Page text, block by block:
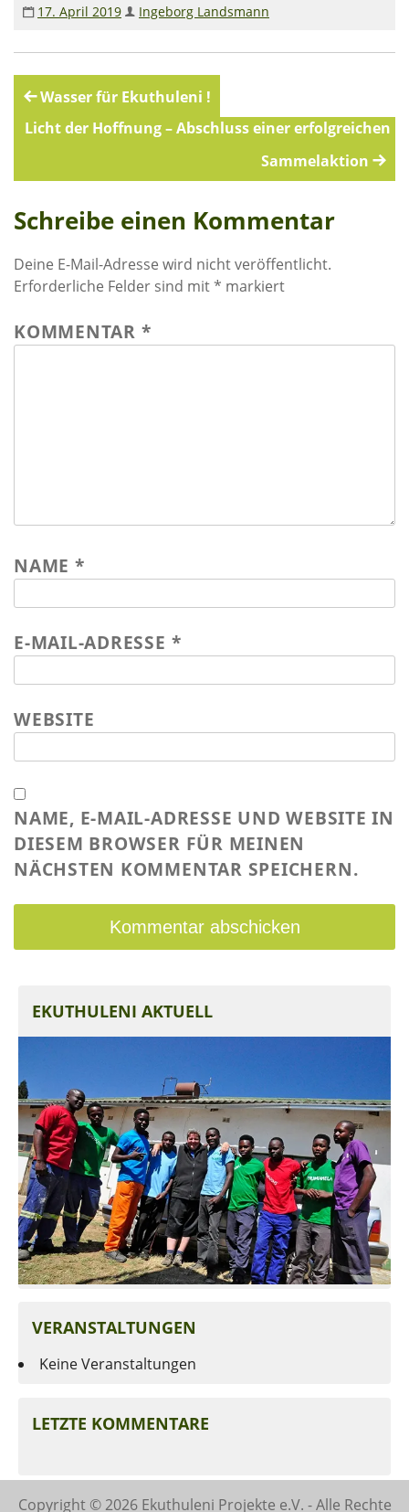
17. April 2019 Ingeborg Landsmann
Beitragsnavigation
Wasser für Ekuthuleni !
Licht der Hoffnung – Abschluss einer erfolgreichen
Sammelaktion
Schreibe einen Kommentar
Deine E-Mail-Adresse wird nicht veröffentlicht.
Erforderliche Felder sind mit* markiert
KOMMENTAR *
NAME *
E-MAIL-ADRESSE *
WEBSITE
NAME, E-MAIL-ADRESSE UND WEBSITE IN
DIESEM BROWSER FÜR MEINEN
NÄCHSTEN KOMMENTAR SPEICHERN.
EKUTHULENI AKTUELL
VERANSTALTUNGEN
Keine Veranstaltungen
LETZTE KOMMENTARE
Copyright © 2026 Ekuthuleni Projekte e.V. - Alle Rechte